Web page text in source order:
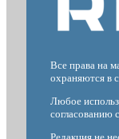
Все права на
охраняются в
Любое
согласованию